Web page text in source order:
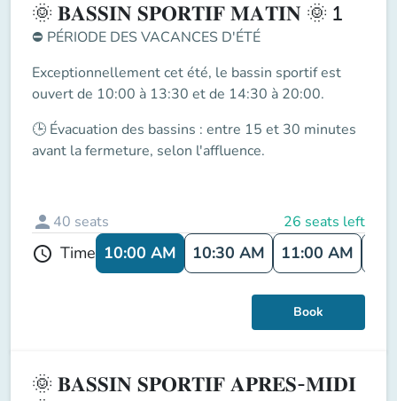
🌞 𝐁𝐀𝐒𝐒𝐈𝐍 𝐒𝐏𝐎𝐑𝐓𝐈𝐅 𝐌𝐀𝐓𝐈𝐍 🌞 1
⛔ PÉRIODE DES VACANCES D'ÉTÉ
Exceptionnellement cet été, le bassin sportifest
ouvert de 10:00 à 13:30 et de 14:30 à 20:00.
🕒 Évacuation des bassins : entre 15 et 30 minutes
avant la fermeture, selon l'affluence.
person 40 seats 26 seats left
schedule Time 10:00 AM 10:30 AM 11:00 AM
Book
🌞 𝐁𝐀𝐒𝐒𝐈𝐍 𝐒𝐏𝐎𝐑𝐓𝐈𝐅 𝐀𝐏𝐑𝐄𝐒-𝐌𝐈𝐃𝐈